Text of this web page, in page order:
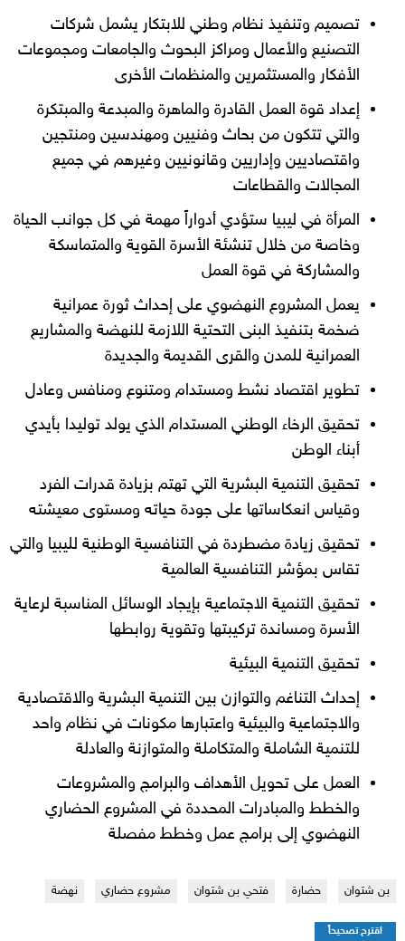
تصميم وتنفيذ نظام وطني للابتكار يشمل شركات
التصنيع والأعمال ومراكز البحوث والجامعات ومجموعات
الأفكار والمستثمرين والمنظمات الأخرى
إعداد قوة العمل القادرة والماهرة والمبدعة والمبتكرة
والتي تتكون من بحاث وفنيين ومهندسين ومنتجين
واقتصاديين وإداريين وقانونيين وغيرهم في جميع
المجالات والقطاعات
المرأة في ليبيا ستؤدي أدواراً مهمة في كل جوانب الحياة
وخاصة من خلال تنشئة الأسرة القوية والمتماسكة
والمشاركة في قوة العمل
يعمل المشروع النهضوي على إحداث ثورة عمرانية
ضخمة بتنفيذ البنى التحتية اللازمة للنهضة والمشاريع
العمرانية للمدن والقرى القديمة والجديدة
تطوير اقتصاد نشط ومستدام ومتنوع ومنافس وعادل
تحقيق الرخاء الوطني المستدام الذي يولد توليدا بأيدي
أبناء الوطن
تحقيق التنمية البشرية التي تهتم بزيادة قدرات الفرد
وقياس انعكاساتها على جودة حياته ومستوى معيشته
تحقيق زيادة مضطردة في التنافسية الوطنية لليبيا والتي
تقاس بمؤشر التنافسية العالمية
تحقيق التنمية الاجتماعية بإيجاد الوسائل المناسبة لرعاية
الأسرة ومساندة تركيبتها وتقوية روابطها
تحقيق التنمية البيئية
إحداث التناغم والتوازن بين التنمية البشرية والاقتصادية
والاجتماعية والبيئية واعتبارها مكونات في نظام واحد
للتنمية الشاملة والمتكاملة والمتوازنة والعادلة
العمل على تحويل الأهداف والبرامج والمشروعات
والخطط والمبادرات المحددة في المشروع الحضاري
النهضوي إلى برامج عمل وخطط مفصلة
بن شتوان حضارة فتحي بن شتوان مشروع حضاري نهضة
اقترح تصحيحاً